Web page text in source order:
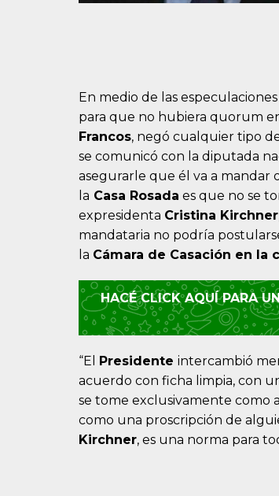
En medio de las
para que no hubiera quorum
Francos, negó cualquier tipo
se comunicó con la diputada
asegurarle que él va a mandar
la Casa Rosada es que no se
expresidenta Cristina Kirchner
mandataria no podría
la Cámara de Casación en la
HACÉ CLICK AQUÍ PARA
“El Presidente intercambió
acuerdo con ficha limpia, con
se tome exclusivamente como
como una proscripción de
Kirchner, es una norma para